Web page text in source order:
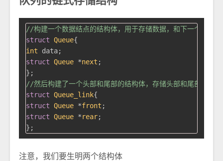
//构建一个数据结点的结构体，用于存储数据，和下一个结点
struct Queue{
int
struct Queue *next ;
//然后构建了一个头部和尾部的结构体，存储头部和尾部的信息
struct Queue_link{
struct Queue *front ;
struct Queue *rear;
注意，我们要生明两个结构体